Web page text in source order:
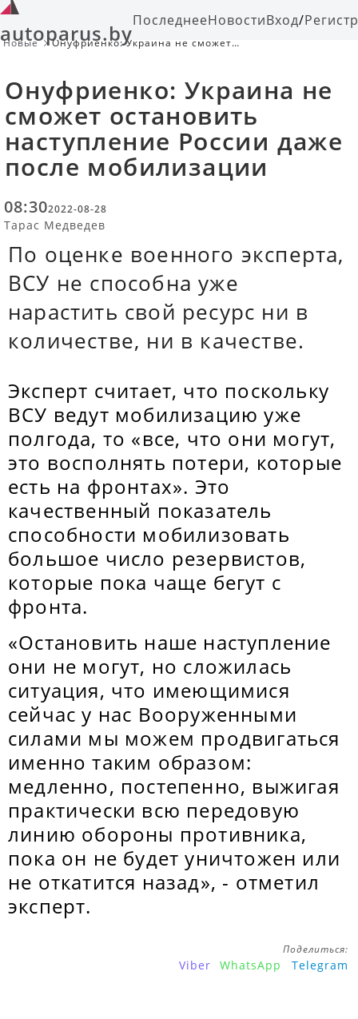
autoparus.byПоследнееНовостиВход/
Новые
Онуфриенко: Украина не сможет
Онуфриенко: Украина не
сможет остановить
наступление России даже
после мобилизации
08:302022-08-28
Тарас Медведев
По оценке военного эксперта,
ВСУ не способна уже
нарастить свой ресурс ни в
количестве, ни в качестве.
Эксперт считает, что поскольку
ВСУ ведут мобилизацию уже
полгода, то «все, что они могут,
это восполнять потери, которые
есть на фронтах». Это
качественный показатель
способности мобилизовать
большое число резервистов,
которые пока чаще бегут с
фронта.
«Остановить наше наступление
они не могут, но сложилась
ситуация, что имеющимися
сейчас у нас Вооруженными
силами мы можем продвигаться
именно таким образом:
медленно, постепенно, выжигая
практически всю передовую
линию обороны противника,
пока он не будет уничтожен или
не откатится назад», - отметил
эксперт.
Поделиться:
Viber WhatsApp Telegram